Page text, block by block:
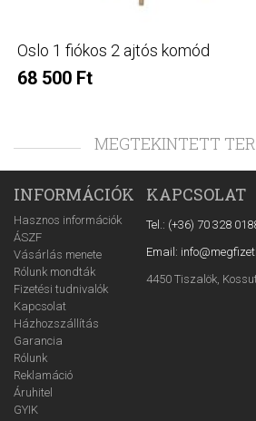
Oslo 1 fiókos 2 ajtós komód
68 500 Ft
MEGTEKINTETT
INFORMÁCIÓK
Hasznos információk
ÁSZF
Vásárlás menete
Rólunk mondták
Fizetési tudnivalók
Kapcsolat
Házhozszállítás
Garancia
Rólunk
Reklamáció
Áruhitel
GYIK
KAPCSOLAT
Tel.: (+36) 70 328
Email:
4450 Tiszalök,